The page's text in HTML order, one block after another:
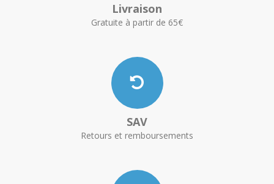
Livraison
Gratuite à partir de 65€
SAV
Retours et remboursements